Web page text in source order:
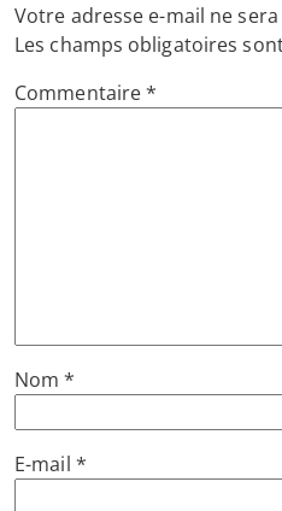
Votre adresse e-mail ne
Les champs obligatoires
Commentaire*
Nom*
E-mail *